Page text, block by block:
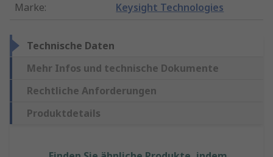
Marke: Keysight Technologies
Technische Daten
Mehr Infos und technische Dokumente
Rechtliche Anforderungen
Produktdetails